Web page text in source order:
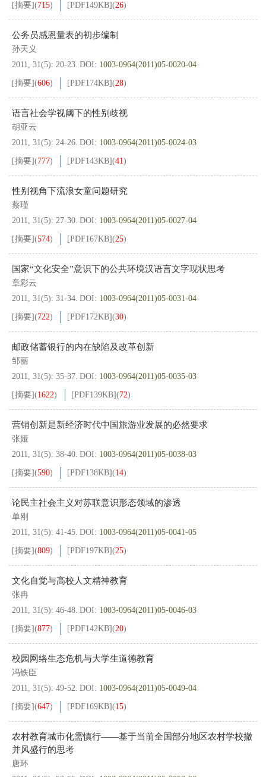
[摘要](715) [PDF149KB](26)
公务员感恩量表的初步编制
孙天义
2011, 31(5): 20-23. DOI: 1003-0964(2011)05-0020-04
[摘要](606) [PDF174KB](28)
语言社会学视阈下的性别歧视
胡亚云
2011, 31(5): 24-26. DOI: 1003-0964(2011)05-0024-03
[摘要](777) [PDF143KB](41)
性别视角下流浪女童问题研究
蔡瑾
2011, 31(5): 27-30. DOI: 1003-0964(2011)05-0027-04
[摘要](574) [PDF167KB](25)
国家“文化安全”意识下的公共环境汉语言文字现状思考
章彩云
2011, 31(5): 31-34. DOI: 1003-0964(2011)05-0031-04
[摘要](722) [PDF172KB](30)
邮政储蓄银行的内在缺陷及改革创新
邹丽
2011, 31(5): 35-37. DOI: 1003-0964(2011)05-0035-03
[摘要](1622) [PDF139KB](72)
营销创新是新经济时代中国旅游业发展的必然要求
张娅
2011, 31(5): 38-40. DOI: 1003-0964(2011)05-0038-03
[摘要](590) [PDF138KB](14)
论民主社会主义对苏联意识形态领域的渗透
单刚
2011, 31(5): 41-45. DOI: 1003-0964(2011)05-0041-05
[摘要](809) [PDF197KB](25)
文化自觉与高校人文精神教育
张冉
2011, 31(5): 46-48. DOI: 1003-0964(2011)05-0046-03
[摘要](877) [PDF142KB](20)
校园网络生态危机与大学生道德教育
冯铁臣
2011, 31(5): 49-52. DOI: 1003-0964(2011)05-0049-04
[摘要](647) [PDF169KB](15)
农村教育城市化需慎行——基于当前全国部分地区农村学校撤
并风盛行的思考
唐环